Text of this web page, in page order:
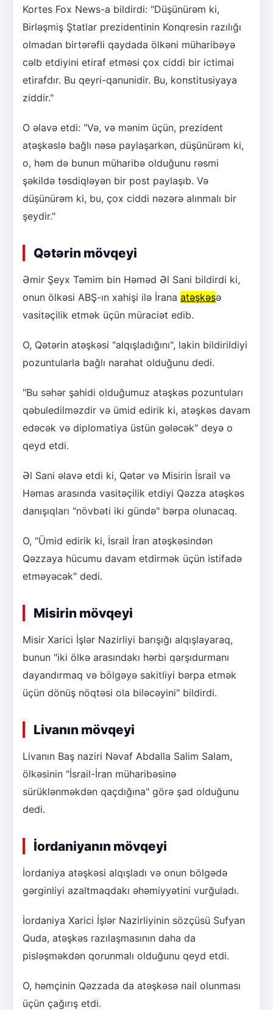
Kortes Fox News-a bildirdi: "Düşünürəm ki,
Birləşmiş Ştatlar prezidentinin Konqresin razılığı
olmadan birtərəfli qaydada ölkəni müharibəyə
cəlb etdiyini etiraf etməsi çox ciddi bir ictimai
etirafdır. Bu qeyri-qanunidir. Bu, konstitusiyaya
ziddir."
O əlavə etdi: "Və, və mənim üçün, prezident
atəşkəslə bağlı nəsə paylaşarkən, düşünürəm ki,
o, həm də bunun müharibə olduğunu rəsmi
şəkildə təsdiqləyən bir post paylaşıb. Və
düşünürəm ki, bu, çox ciddi nəzərə alınmalı bir
şeydir."
Qətərin mövqeyi
Əmir Şeyx Təmim bin Həməd Əl Sani bildirdi ki,
onun ölkəsi ABŞ-ın xahişi ilə İrana atəşkəsə
vasitəçilik etmək üçün müraciət edib.
O, Qətərin atəşkəsi "alqışladığını", lakin bildirildiyi
pozuntularla bağlı narahat olduğunu dedi.
"Bu səhər şahidi olduğumuz atəşkəs pozuntuları
qəbuledilməzdir və ümid edirik ki, atəşkəs davam
edəcək və diplomatiya üstün gələcək" deyə o
qeyd etdi.
Əl Sani əlavə etdi ki, Qətər və Misirin İsrail və
Həmas arasında vasitəçilik etdiyi Qəzza atəşkəs
danışıqları "növbəti iki gündə" bərpa olunacaq.
O, "Ümid edirik ki, İsrail İran atəşkəsindən
Qəzzaya hücumu davam etdirmək üçün istifadə
etməyəcək" dedi.
Misirin mövqeyi
Misir Xarici İşlər Nazirliyi barışığı alqışlayaraq,
bunun "iki ölkə arasındakı hərbi qarşıdurmanı
dayandırmaq və bölgəyə sakitliyi bərpa etmək
üçün dönüş nöqtəsi ola biləcəyini" bildirdi.
Livanın mövqeyi
Livanın Baş naziri Nəvaf Abdalla Salim Salam,
ölkəsinin "İsrail-İran müharibəsinə
sürüklənməkdən qaçdığına" görə şad olduğunu
dedi.
İordaniyanın mövqeyi
İordaniya atəşkəsi alqışladı və onun bölgədə
gərginliyi azaltmaqdakı əhəmiyyətini vurğuladı.
İordaniya Xarici İşlər Nazirliyinin sözçüsü Sufyan
Quda, atəşkəs razılaşmasının daha da
pisləşməkdən qorunmalı olduğunu qeyd etdi.
O, həmçinin Qəzzada da atəşkəsə nail olunması
üçün çağırış etdi.